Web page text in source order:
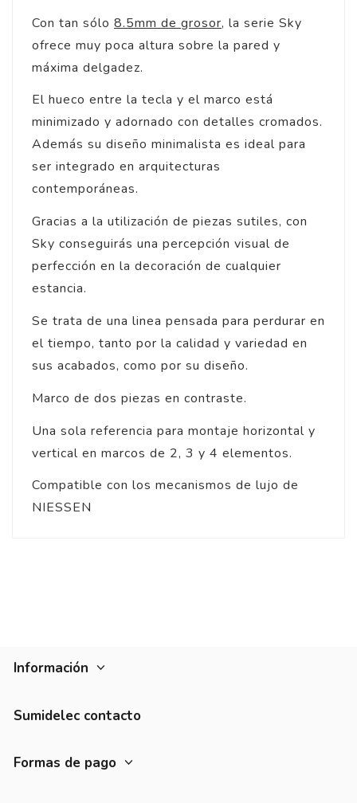
Con tan sólo 8.5mm de grosor, la serie Sky
ofrece muy poca altura sobre la pared y
máxima delgadez.
El hueco entre la tecla y el marco está
minimizado y adornado con detalles cromados.
Además su diseño minimalista es ideal para
ser integrado en arquitecturas
contemporáneas.
Gracias a la utilización de piezas sutiles, con
Sky conseguirás una percepción visual de
perfección en la decoración de cualquier
estancia.
Se trata de una linea pensada para perdurar en
el tiempo, tanto por la calidad y variedad en
sus acabados, como por su diseño.
Marco de dos piezas en contraste.
Una sola referencia para montaje horizontal y
vertical en marcos de 2, 3 y 4 elementos.
Compatible con los mecanismos de lujo de
NIESSEN
Información
Sumidelec contacto
Formas de pago